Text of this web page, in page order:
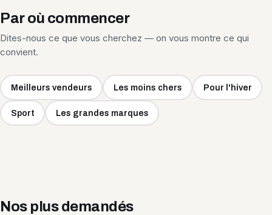
Par où commencer
Dites-nous ce que vous cherchez — on vous montre ce qui
convient.
Meilleurs vendeurs Les moins chers Pour l'hiver
Sport Les grandes marques
Nos plus demandés